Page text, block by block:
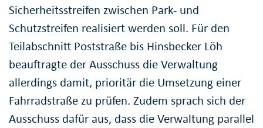
Sicherheitsstreifen zwischen Park- und
Schutzstreifen realisiert werden soll. Für den
Teilabschnitt Poststraße bis Hinsbecker Löh
beauftragte der Ausschuss die Verwaltung
allerdings damit, prioritär die Umsetzung einer
Fahrradstraße zu prüfen. Zudem sprach sich der
Ausschuss dafür aus, dass die Verwaltung parallel